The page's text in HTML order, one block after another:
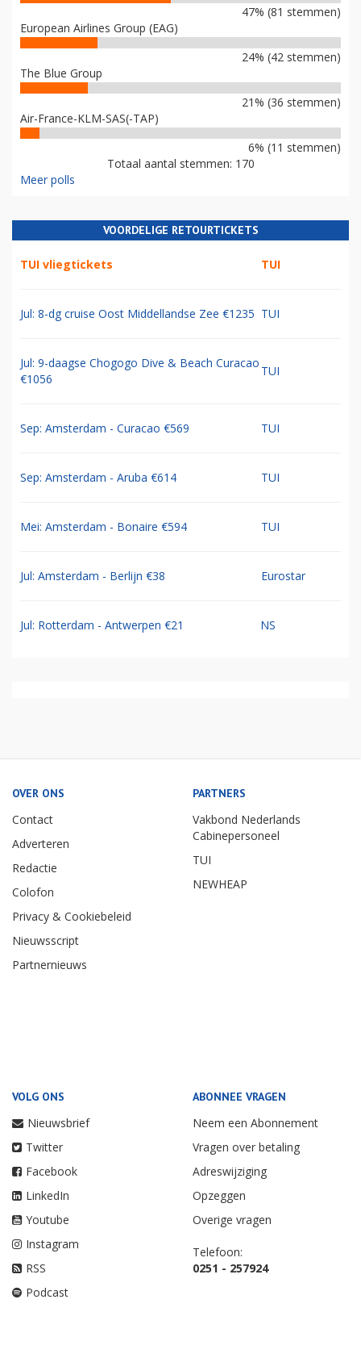
47% (81 stemmen)
European Airlines Group (EAG)
24% (42 stemmen)
The Blue Group
21% (36 stemmen)
Air-France-KLM-SAS(-TAP)
6% (11 stemmen)
Totaal aantal stemmen: 170
Meer polls
VOORDELIGE RETOURTICKETS
TUI vliegtickets TUI
Jul: 8-dg cruise Oost Middellandse Zee €1235 TUI
Jul: 9-daagse Chogogo Dive & Beach Curacao
€1056
TUI
Sep: Amsterdam - Curacao €569 TUI
Sep: Amsterdam - Aruba €614 TUI
Mei: Amsterdam - Bonaire €594 TUI
Jul: Amsterdam - Berlijn €38 Eurostar
Jul: Rotterdam - Antwerpen €21 NS
OVER ONS
Contact
Adverteren
Redactie
Colofon
Privacy & Cookiebeleid
Nieuwsscript
Partnernieuws
PARTNERS
Vakbond Nederlands
Cabinepersoneel
TUI
NEWHEAP
VOLG ONS
Nieuwsbrief
Twitter
Facebook
LinkedIn
Youtube
Instagram
RSS
Podcast
ABONNEE VRAGEN
Neem een Abonnement
Vragen over betaling
Adreswijziging
Opzeggen
Overige vragen
Telefoon:
0251 - 257924